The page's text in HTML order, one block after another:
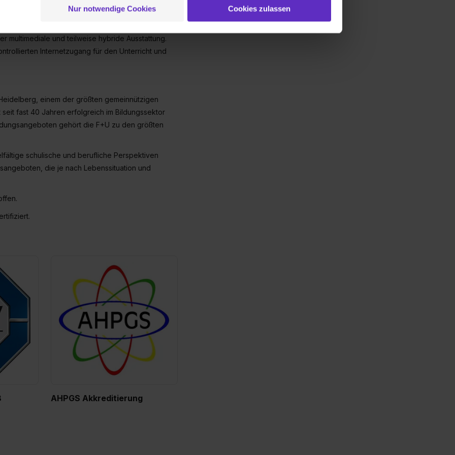
separaten Aktivierung von „Social Media und Marketing“ bist du auch damit
der Cookies externe Inhalte (z.B. Videos oder Posts) angezeigt und hierfür
später noch im Einzelfall bei dem jeweiligen Inhalt erteilen. Willst du nur bestimmte
triff deine Auswahl über die Checkboxen und klick auf „Auswahl erlauben“. Die
ganz oder teilweise über unsere Datenschutzerklärung unter dem Punkt
Weitere Informationen zu den einzelnen Cookies findest du durch Klick auf
Datenschutzerklärung,Impressum
Nur notwendige Cookies Cookies zulassen
nur von den besten Dozierenden lernen, sondern
multimediale und teilweise hybride Ausstattung.
Internetzugang für den Unterricht und
einem der größten gemeinnützigen
seit fast 40 Jahren erfolgreich im Bildungssektor
gehört die F+U zu den größten
schulische und berufliche Perspektiven
die je nach Lebenssituation und
AHPGS Akkreditierung